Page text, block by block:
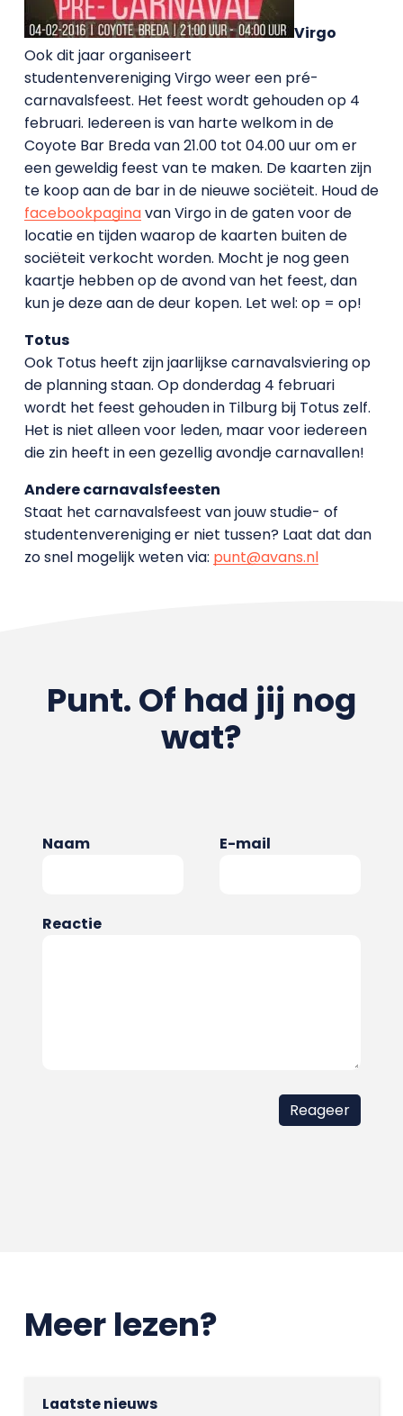
Virgo
Ook dit jaar organiseert
studentenvereniging Virgo weer een pré-
carnavalsfeest. Het feest wordt gehouden op 4
februari. Iedereen is van harte welkom in de
Coyote Bar Breda van 21.00 tot 04.00 uur om er
een geweldig feest van te maken. De kaarten zijn
te koop aan de bar in de nieuwe sociëteit. Houd de
facebookpaginavan Virgo in de gaten voor de
locatie en tijden waarop de kaarten buiten de
sociëteit verkocht worden. Mocht je nog geen
kaartje hebben op de avond van het feest, dan
kun je deze aan de deur kopen. Let wel: op = op!
Totus
Ook Totus heeft zijn jaarlijkse carnavalsviering op
de planning staan. Op donderdag 4 februari
wordt het feest gehouden in Tilburg bij Totus zelf.
Het is niet alleen voor leden, maar voor iedereen
die zin heeft in een gezellig avondje carnavallen!
Andere carnavalsfeesten
Staat het carnavalsfeest van jouw studie- of
studentenvereniging er niet tussen? Laat dat dan
zo snel mogelijk weten via: punt@avans.nl
Punt. Of had jij nog
wat?
Naam E-mail
Reactie
Meer lezen?
Laatste nieuws